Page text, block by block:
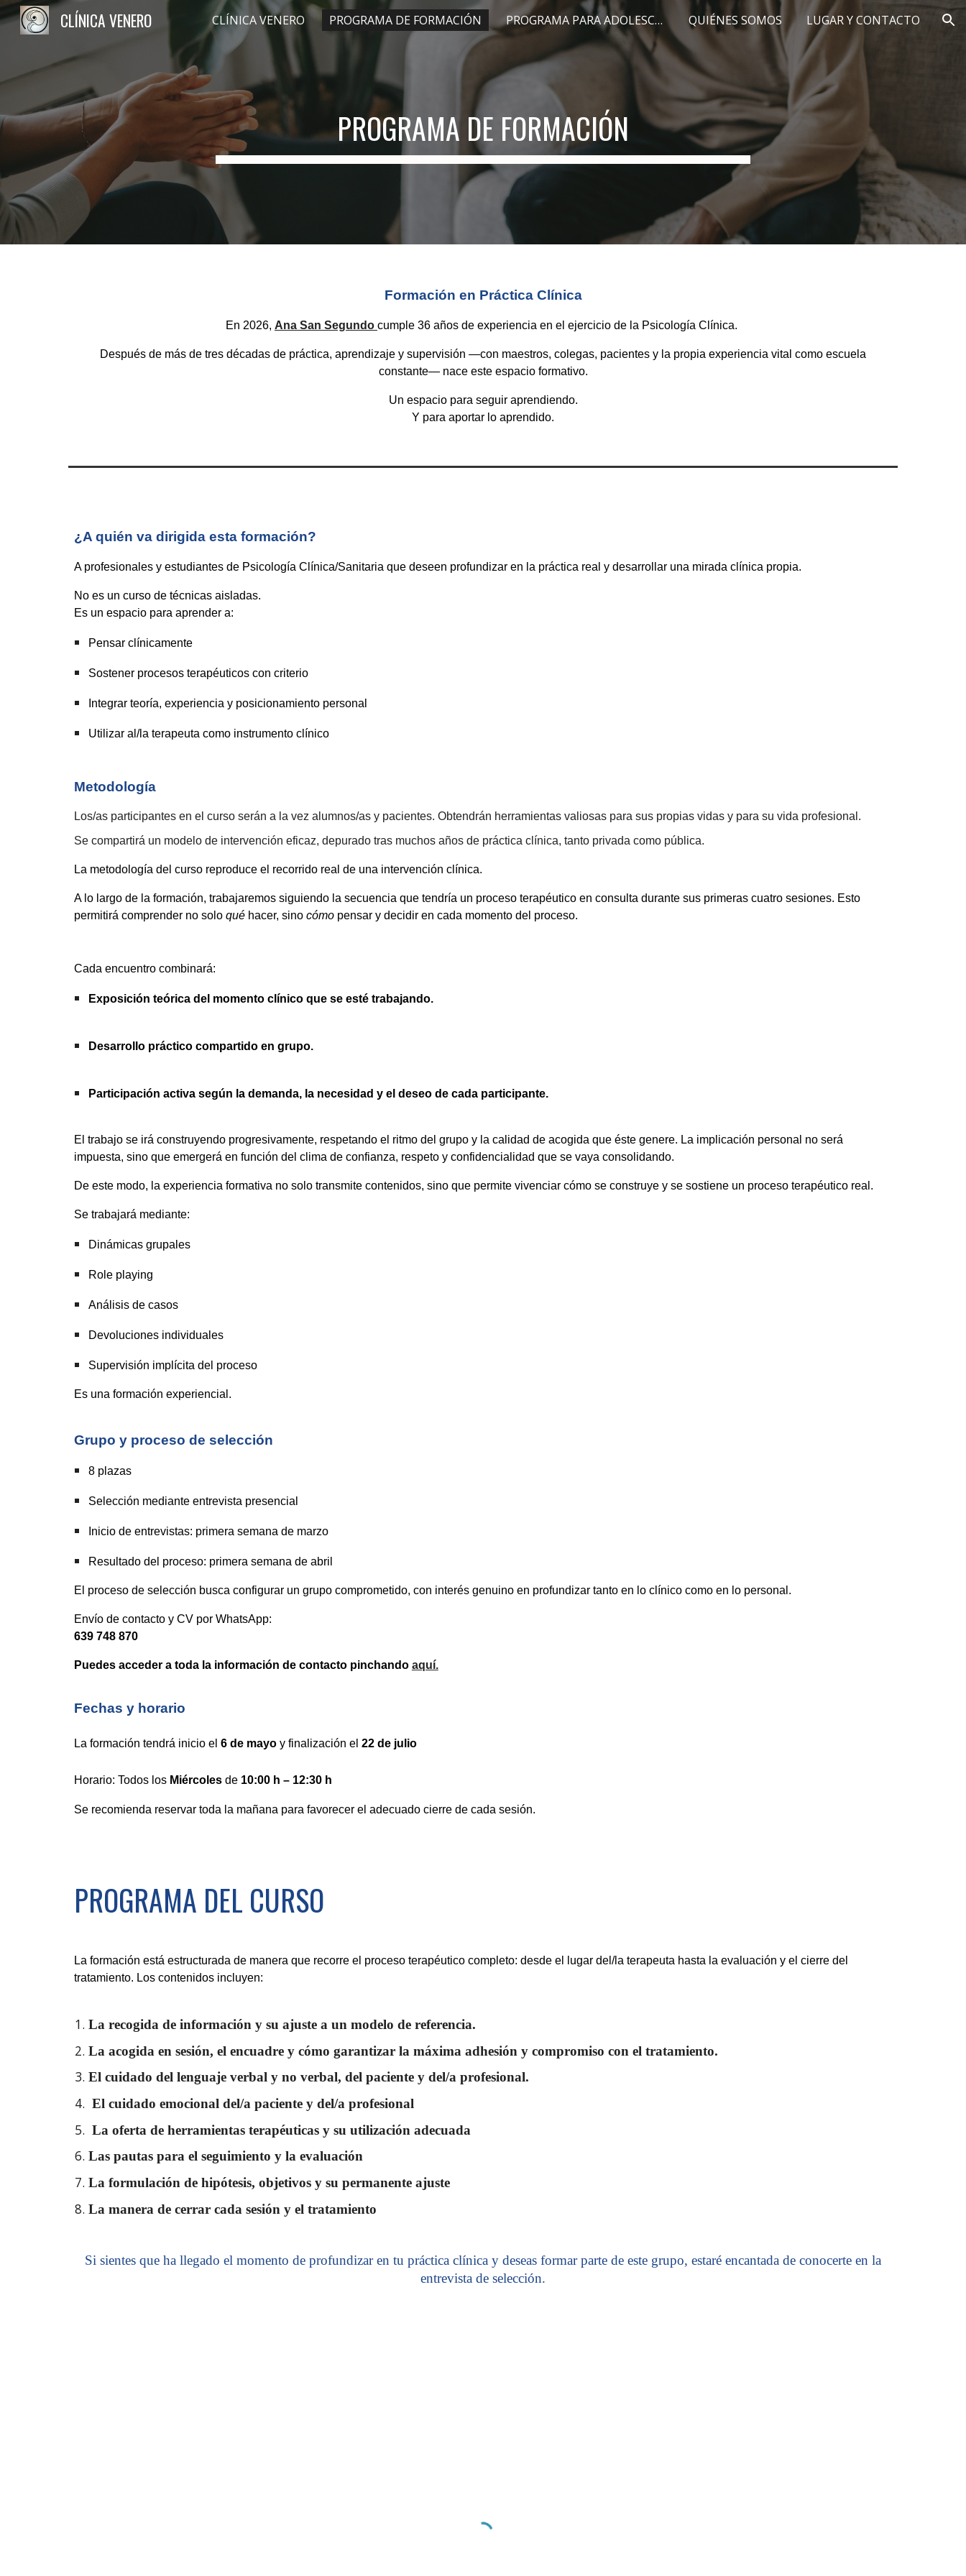
Skip to main content Skip to navigation
CLÍNICA VENERO CLÍNICA VENERO PROGRAMA DE FORMACIÓN PROGRAMA PARA ADOLESCENTES QUIÉNES SOMOS LUGAR Y CONTACTO
PROGRAMA DE FORMACIÓN
Formación en Práctica Clínica
En 2026, Ana San Segundo cumple 36 años de experiencia en el ejercicio de la Psicología Clínica.
Después de más de tres décadas de práctica, aprendizaje y supervisión —con maestros, colegas, pacientes y la propia experiencia vital como escuela
constante— nace este espacio formativo.
Un espacio para seguir aprendiendo.
Y para aportar lo aprendido.
¿A quién va dirigida esta formación?
A profesionales y estudiantes de Psicología Clínica/Sanitaria que deseen profundizar en la práctica real y desarrollar una mirada clínica propia.
No es un curso de técnicas aisladas.
Es un espacio para aprender a:
Pensar clínicamente
Sostener procesos terapéuticos con criterio
Integrar teoría, experiencia y posicionamiento personal
Utilizar al/la terapeuta como instrumento clínico
Metodología
Los/as participantes en el curso serán a la vez alumnos/as y pacientes. Obtendrán herramientas valiosas para sus propias vidas y para su vida profesional.
Se compartirá un modelo de intervención eficaz, depurado tras muchos años de práctica clínica, tanto privada como pública.
La metodología del curso reproduce el recorrido real de una intervención clínica.
A lo largo de la formación, trabajaremos siguiendo la secuencia que tendría un proceso terapéutico en consulta durante sus primeras cuatro sesiones. Esto
permitirá comprender no solo quéhacer, sino cómopensar y decidir en cada momento del proceso.
Cada encuentro combinará:
Exposición teórica del momento clínico que se esté trabajando.
Desarrollo práctico compartido en grupo.
Participación activa según la demanda, la necesidad y el deseo de cada participante.
El trabajo se irá construyendo progresivamente, respetando el ritmo del grupo y la calidad de acogida que éste genere. La implicación personal no será
impuesta, sino que emergerá en función del clima de confianza, respeto y confidencialidad que se vaya consolidando.
De este modo, la experiencia formativa no solo transmite contenidos, sino que permite vivenciar cómo se construye y se sostiene un proceso terapéutico real.
Se trabajará mediante:
Dinámicas grupales
Role playing
Análisis de casos
Devoluciones individuales
Supervisión implícita del proceso
Es una formación experiencial.
Grupo y proceso de selección
8 plazas
Selección mediante entrevista presencial
Inicio de entrevistas: primera semana de marzo
Resultado del proceso: primera semana de abril
El proceso de selección busca configurar un grupo comprometido, con interés genuino en profundizar tanto en lo clínico como en lo personal.
Envío de contacto y CV por WhatsApp:
639 748 870
Puedes acceder a toda la información de contacto pinchando aquí.
Fechas y horario
La formación tendrá inicio el 6 de mayoy finalización el 22 de julio
Horario: Todos los Miércolesde 10:00 h – 12:30 h
Se recomienda reservar toda la mañana para favorecer el adecuado cierre de cada sesión.
PROGRAMA DEL CURSO
La formación está estructurada de manera que recorre el proceso terapéutico completo: desde el lugar del/la terapeuta hasta la evaluación y el cierre del
tratamiento. Los contenidos incluyen:
La recogida de información y su ajuste a un modelo de referencia.
La acogida en sesión, el encuadre y cómo garantizar la máxima adhesión y compromiso con el tratamiento.
El cuidado del lenguaje verbal y no verbal, del paciente y del/a profesional.
El cuidado emocional del/a paciente y del/a profesional
La oferta de herramientas terapéuticas y su utilización adecuada
Las pautas para el seguimiento y la evaluación
La formulación de hipótesis, objetivos y su permanente ajuste
La manera de cerrar cada sesión y el tratamiento
Si sientes que ha llegado el momento de profundizar en tu práctica clínica y deseas formar parte de este grupo, estaré encantada de conocerte en la
entrevista de selección.